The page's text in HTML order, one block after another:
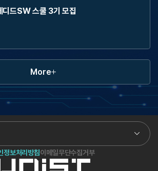
드SW 스쿨 3기 모집
More
정보처리방침이메일무단수집거부